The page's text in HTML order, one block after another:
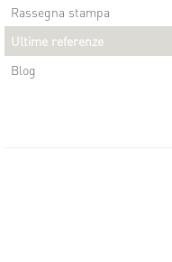
Rassegna stampa
Ultime referenze
Blog